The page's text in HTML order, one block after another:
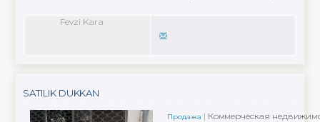
Fevzi Kara
SATILIK DUKKAN
Продажа
Коммерческая